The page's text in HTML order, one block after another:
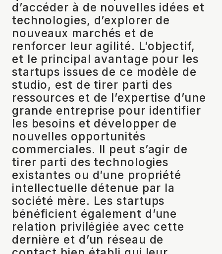
d’accéder à de nouvelles idées et
technologies, d’explorer de
nouveaux marchés et de
renforcer leur agilité. L’objectif,
et le principal avantage pour les
startups issues de ce modèle de
studio, est de tirer parti des
ressources et de l’expertise d’une
grande entreprise pour identifier
les besoins et développer de
nouvelles opportunités
commerciales. Il peut s’agir de
tirer parti des technologies
existantes ou d’une propriété
intellectuelle détenue par la
société mère. Les startups
bénéficient également d’une
relation privilégiée avec cette
dernière et d’un réseau de